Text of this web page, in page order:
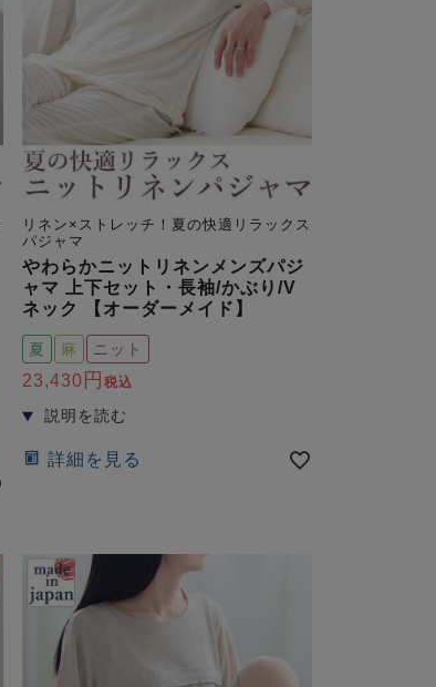
リネン×ストレッチ！夏の快適リラックス
パジャマ
やわらかニットリネンメンズパジ
ャマ 上下セット・長袖/かぶり/V
ネック 【オーダーメイド】
夏 麻 ニット
23,430 税込
詳細を見る